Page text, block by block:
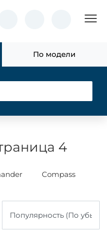
По модели
4
Compass